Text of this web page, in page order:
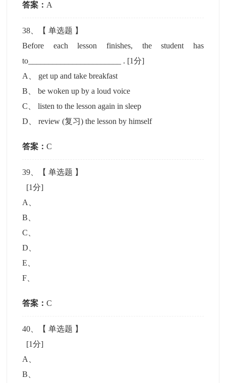
答案： A
38 、【单选题 】
Before each lesson finishes, the student has
to_______________________ . [1分]
A
get up and take breakfast
B 、be woken up by a loud voice
C 、listen to the lesson again in sleep
D 、review (复习) the lesson by himself
答案：C
39 、【单选题 】
[1分]
A
B
C
D
E
F
答案：C
40 、【单选题 】
[1分]
A
B